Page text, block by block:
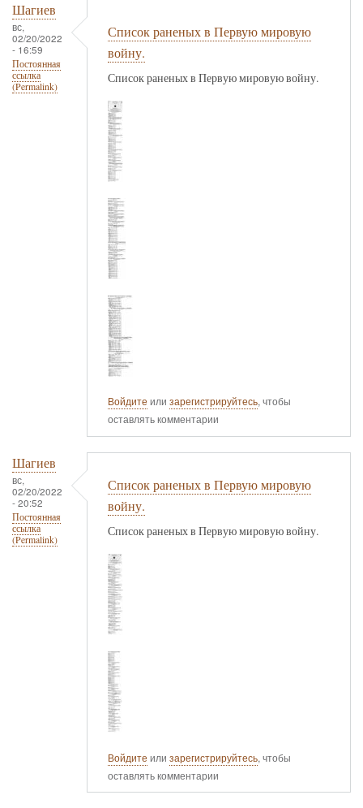
Шагиев
вс,
02/20/2022
- 16:59
Постоянная
ссылка
(Permalink)
Список раненых в Первую мировую
войну.
Список раненых в Первую мировую войну.
Войдите или зарегистрируйтесь, чтобы
оставлять комментарии
Шагиев
вс,
02/20/2022
- 20:52
Постоянная
ссылка
(Permalink)
Список раненых в Первую мировую
войну.
Список раненых в Первую мировую войну.
Войдите или зарегистрируйтесь, чтобы
оставлять комментарии